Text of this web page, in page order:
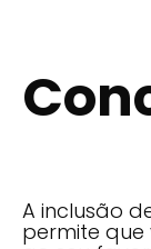
A inclusão
permite que